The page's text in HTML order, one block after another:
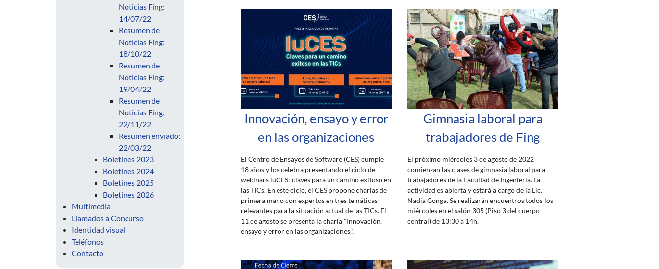
Noticias Fing:
14/07/22
Resumen de
Noticias Fing:
18/10/22
Resumen de
Noticias Fing:
19/04/22
Resumen de
Noticias Fing:
22/11/22
Resumen enviado:
22/03/22
Boletines 2023
Boletines 2024
Boletines 2025
Boletines 2026
Multimedia
Llamados a Concurso
Identidad visual
Teléfonos
Contacto
Innovación, ensayo y error
en las organizaciones
El Centro de Ensayos de Software (CES) cumple
18 años y los celebra presentando el ciclo de
webinars luCES: claves para un camino exitoso en
las TICs. En este ciclo, el CES propone charlas de
primera mano con expertos en tres temáticas
relevantes para la situación actual de las TICs. El
11 de agosto se presenta la charla "Innovación,
ensayo y error en las organizaciones".
Gimnasia laboral para
trabajadores de Fing
El próximo miércoles 3 de agosto de 2022
comienzan las clases de gimnasia laboral para
trabajadores de la Facultad de Ingeniería. La
actividad es abierta y estará a cargo de la Lic.
Nadia Gonga. Se realizarán encuentros todos los
miércoles en el salón 305 (Piso 3 del cuerpo
central) de 13:30 a 14h.